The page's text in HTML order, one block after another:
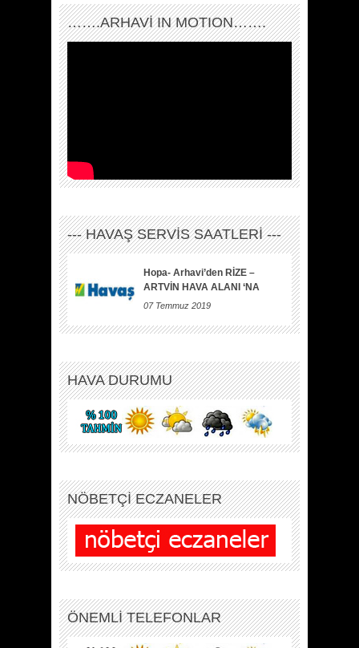
…….ARHAVI IN MOTION…….
--- HAVAŞ SERVİS SAATLERİ ---
Hopa- Arhavi’den RİZE –
ARTVİN HAVA ALANI ‘NA
07 Temmuz 2019
HAVA DURUMU
NÖBETÇİ ECZANELER
ÖNEMLİ TELEFONLAR